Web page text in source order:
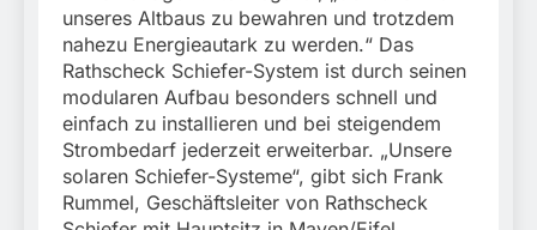
unseres Altbaus zu bewahren und trotzdem
nahezu Energieautark zu werden.“ Das
Rathscheck Schiefer-System ist durch seinen
modularen Aufbau besonders schnell und
einfach zu installieren und bei steigendem
Strombedarf jederzeit erweiterbar. „Unsere
solaren Schiefer-Systeme“, gibt sich Frank
Rummel, Geschäftsleiter von Rathscheck